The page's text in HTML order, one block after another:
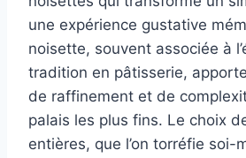
une expérience gustative
noisette, souvent associée à
tradition en pâtisserie,
de raffinement et de
palais les plus fins. Le choix
entières, que l’on torréfie soi-